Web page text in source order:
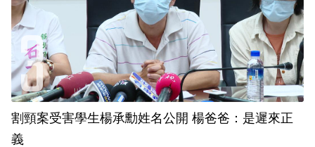
割頸案受害學生楊承勳姓名公開 楊爸爸：是遲來正
義